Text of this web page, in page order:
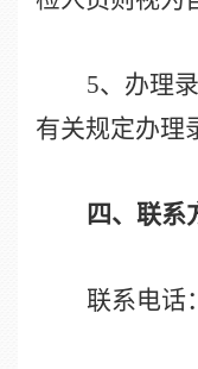
5、办理
有关规定办理
四、联系
联系电话：